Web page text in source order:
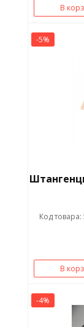
В
-5%
Код товара:
В
-4%